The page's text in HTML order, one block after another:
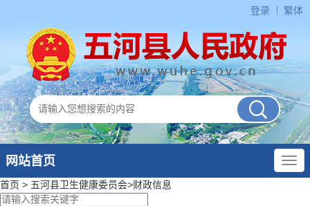
登录 繁体
网站首页
首页 > 五河县卫生健康委员会>财政信息